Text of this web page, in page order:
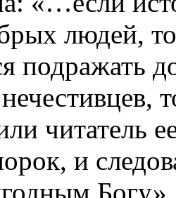
людей,
подражать
читатель
и
Богу».